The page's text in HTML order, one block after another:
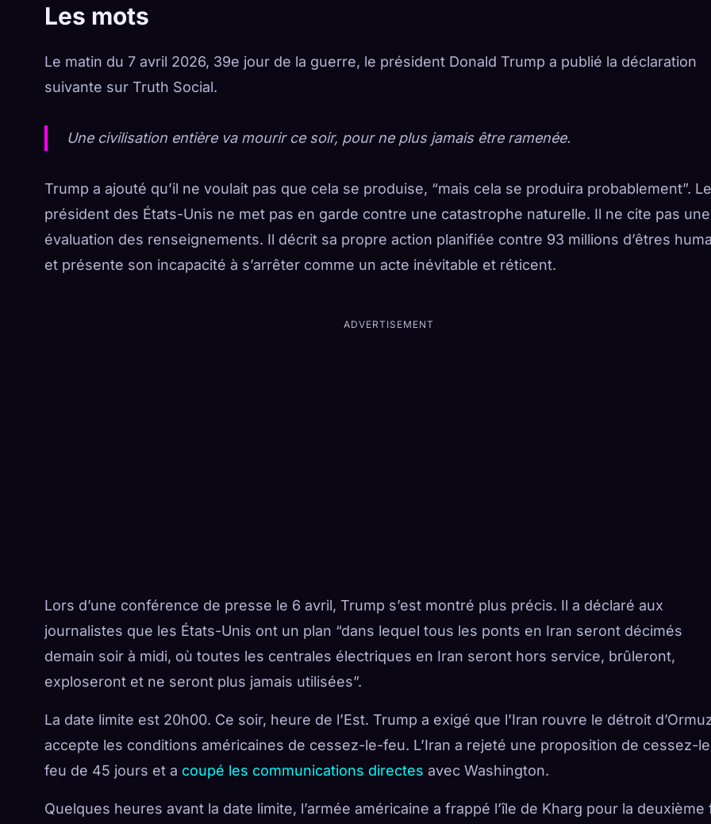
Les mots
Le matin du 7 avril 2026, 39e jour de la guerre, le président Donald Trump a publié la déclaration
suivante sur Truth Social.
Une civilisation entière va mourir ce soir, pour ne plus jamais être ramenée.
Trump a ajouté qu’il ne voulait pas que cela se produise, “mais cela se produira probablement”. Le
président des États-Unis ne met pas en garde contre une catastrophe naturelle. Il ne cite pas une
évaluation des renseignements. Il décrit sa propre action planifiée contre 93 millions d’êtres
et présente son incapacité à s’arrêter comme un acte inévitable et réticent.
ADVERTISEMENT
Lors d’une conférence de presse le 6 avril, Trump s’est montré plus précis. Il a déclaré aux
journalistes que les États-Unis ont un plan “dans lequel tous les ponts en Iran seront décimés
demain soir à midi, où toutes les centrales électriques en Iran seront hors service, brûleront,
exploseront et ne seront plus jamais utilisées”.
La date limite est 20h00. Ce soir, heure de l’Est. Trump a exigé que l’Iran rouvre le détroit
accepte les conditions américaines de cessez-le-feu. L’Iran a rejeté une proposition de cessez-
feu de 45 jours et a coupé les communications directes avec Washington.
Quelques heures avant la date limite, l’armée américaine a frappé l’île de Kharg pour la deuxième